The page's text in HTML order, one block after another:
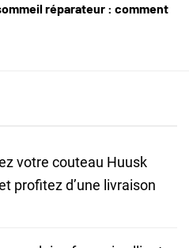
réparateur : comment
votre couteau Huusk
profitez d’une livraison